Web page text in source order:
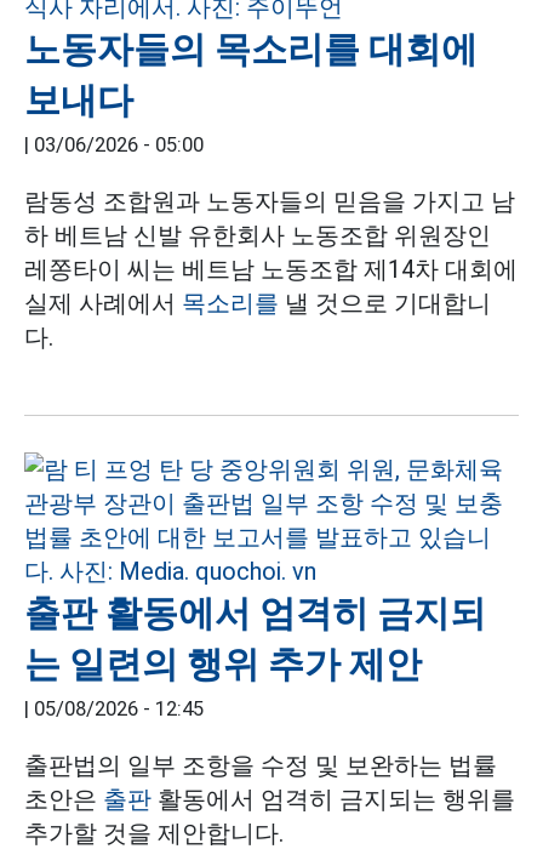
노동자들의 목소리를 대회에
보내다
| 03/06/2026 - 05:00
람동성 조합원과 노동자들의 믿음을 가지고 남
하 베트남 신발 유한회사 노동조합 위원장인
레쫑타이 씨는 베트남 노동조합 제14차 대회에
실제 사례에서 목소리를 낼 것으로 기대합니
다.
출판 활동에서 엄격히 금지되
는 일련의 행위 추가 제안
| 05/08/2026 - 12:45
출판법의 일부 조항을 수정 및 보완하는 법률
초안은 출판 활동에서 엄격히 금지되는 행위를
추가할 것을 제안합니다.